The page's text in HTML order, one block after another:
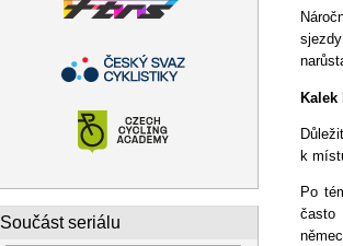
Součást seriálu
Kalek
k
Po
často